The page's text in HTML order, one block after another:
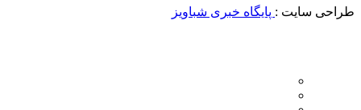
طراحی سایت : پایگاه خبری شباویز